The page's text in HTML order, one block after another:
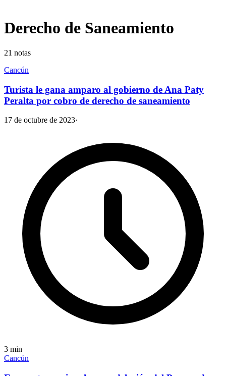
Derecho de Saneamiento
21 notas
Cancún
Turista le gana amparo al gobierno de Ana Paty
Peralta por cobro de derecho de saneamiento
17 de octubre de 2023·
3 min
Cancún